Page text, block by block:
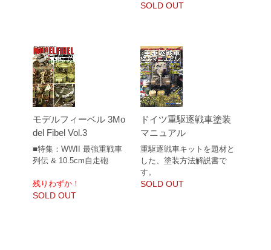
SOLD OUT
モデルフィーベル 3Mo
del Fibel Vol.3
■特集：WWII 最強重戦車
列伝 & 10.5cm自走砲
残りわずか！
SOLD OUT
ドイツ重駆逐戦車塗装
マニュアル
重駆逐戦車キットを題材と
した、塗装方法解説書で
す。
SOLD OUT